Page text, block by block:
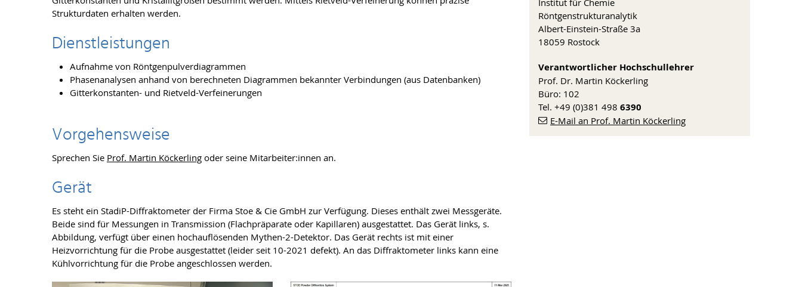
Strukturdaten erhalten werden.
Dienstleistungen
Aufnahme von Röntgenpulverdiagrammen
Phasenanalysen anhand von berechneten Diagrammen bekannter Verbindungen (aus Datenbanken)
Gitterkonstanten- und Rietveld-Verfeinerungen
Vorgehensweise
Sprechen Sie Prof. Martin Köckerling oder seine Mitarbeiter:innen an.
Gerät
Es steht ein StadiP-Diffraktometer der Firma Stoe & Cie GmbH zur Verfügung. Dieses enthält zwei Messgeräte.
Beide sind für Messungen in Transmission (Flachpräparate oder Kapillaren) ausgestattet. Das Gerät links, s.
Abbildung, verfügt über einen hochauflösenden Mythen-2-Detektor. Das Gerät rechts ist mit einer
Heizvorrichtung für die Probe ausgestattet (leider seit 10-2021 defekt). An das Diffraktometer links kann eine
Kühlvorrichtung für die Probe angeschlossen werden.
Röntgenstrukturanalytik
Albert-Einstein-Straße 3a
18059 Rostock
Verantwortlicher Hochschullehrer
Prof. Dr. Martin Köckerling
Büro: 102
Tel. +49 (0)381 498 6390
E-Mail an Prof. Martin Köckerling